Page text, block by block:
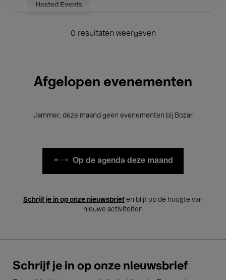
Hosted Events
0 resultaten weergeven
Afgelopen evenementen
Jammer, deze maand geen evenementen bij Bozar
Op de agenda deze maand
Schrijf je in op onze nieuwsbrief en blijf op de hoogte van
nieuwe activiteiten
Schrijf je in op onze nieuwsbrief